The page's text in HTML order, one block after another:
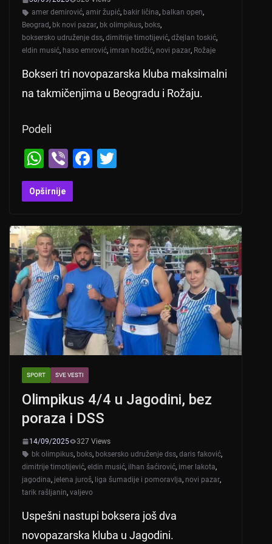
amer demirović, amir župić, bakir ličina, balkan open,
Beograd, bk novi pazar, bk olimpikus, boks,
boksersko udruženje dss, dimitrije timotijević, džejlan toskić,
eldin musić, haso emrović, imran hodžić, novi pazar, Rožaje
Bokseri tri novopazarska kluba maksimalni
na takmičenjima u Beogradu i Rožaju.
Podeli
W
h
at
A
p
p
Vi
b
er
F
b
o
o
k
Opširnije
SPORT SVE VESTI
Olimpikus 4/4 u Jagodini, bez
poraza i DSS
14/09/2025
327 Views
bk olimpikus, boks, boksersko udruženje dss, daris faković,
dimitrije timotijević, eldin musić, ilhan šaćirović, imer lakota,
jagodina, jelena juroš, liga šumadije i pomoravlja, novi pazar,
tarik rašljanin, valjevo
Uspešni nastupi boksera još dva
novopazarska kluba u Jagodini.